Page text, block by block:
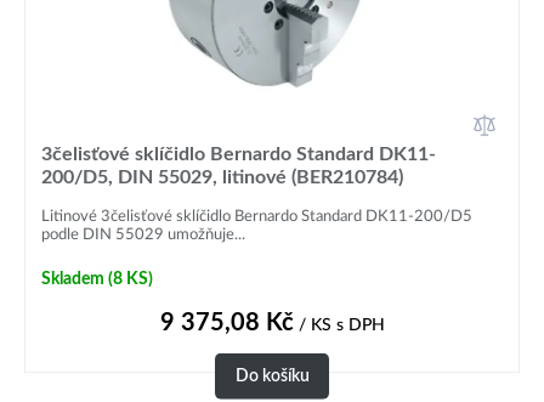
3čelisťové sklíčidlo Bernardo Standard DK11-
200/D5, DIN 55029, litinové (BER210784)
Litinové 3čelisťové sklíčidlo Bernardo Standard DK11-200/D5
podle DIN 55029 umožňuje...
Skladem (8 KS)
9 375,08 Kč/ KS s DPH
Do košíku